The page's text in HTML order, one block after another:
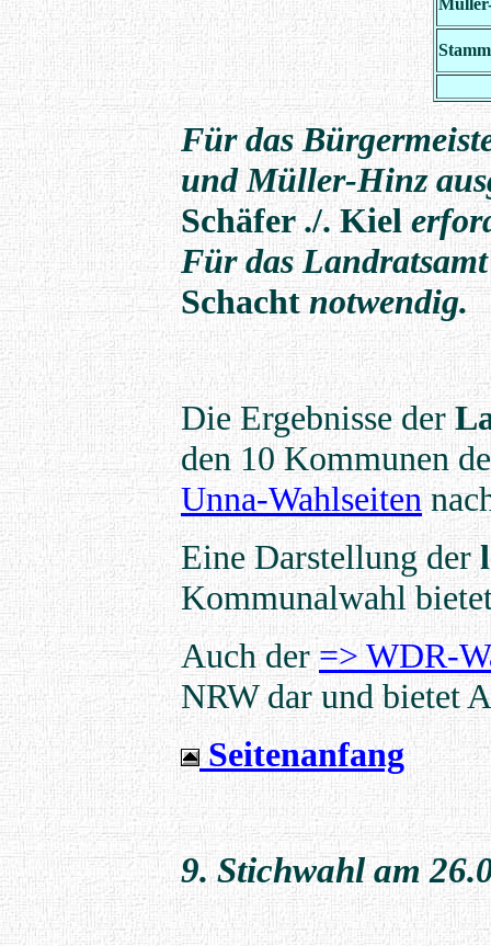
Stamm
Für das
und Müller-Hinz
Schäfer ./. Kiel
Für das
Schachtnotwendig.
Die Ergebnisse der
den 10 Kommunen
Unna-Wahlseiten
Eine Darstellung der
Kommunalwahl
Auch der=> WDR-
NRW dar und bietet
Seitenanfang
9. Stichwahl am